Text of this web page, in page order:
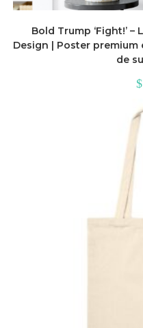
Bold Trump ‘Fight!’
Design | Poster
de
$